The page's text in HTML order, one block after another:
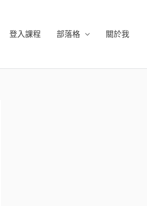
登入課程 部落格 關於我